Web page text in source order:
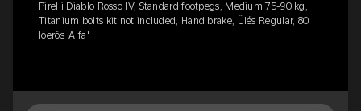
Pirelli Diablo Rosso IV, Standard footpegs, Medium 75-90 kg,
Titanium bolts kit not included, Hand brake, Ülés Regular, 80
lóerős 'Alfa'